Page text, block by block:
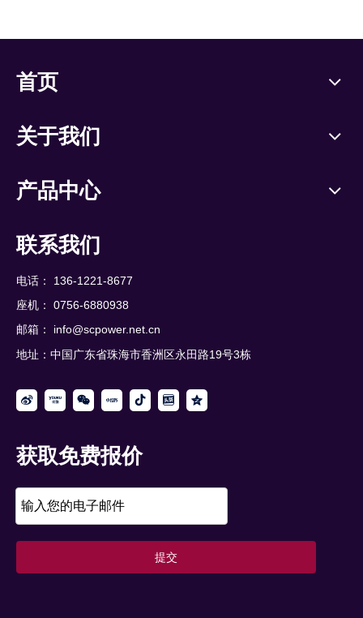
首页
关于我们
产品中心
联系我们
电话： 136-1221-8677
座机： 0756-6880938
邮箱： info@scpower.net.cn
地址：中国广东省珠海市香洲区永田路19号3栋
获取免费报价
提交